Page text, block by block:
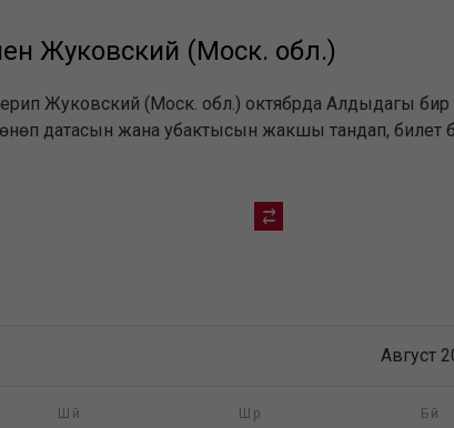
Жуковский (Моск. обл.)
Жуковский (Моск. обл.) октябрда Алдыдагы бир
датасын жана убактысын жакшы тандап, билет
Август
Шй Шр Бй